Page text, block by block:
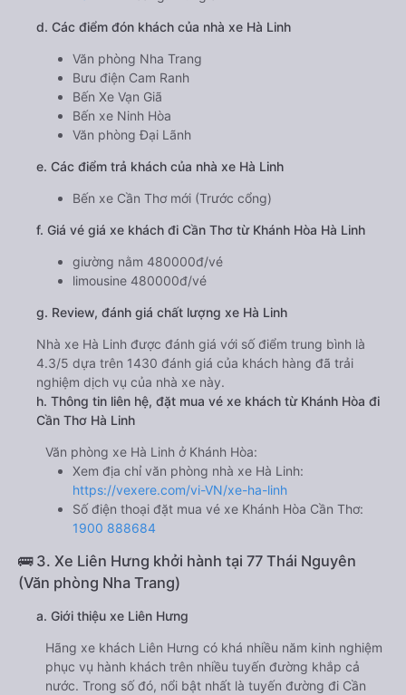
d. Các điểm đón khách của nhà xe Hà Linh
Văn phòng Nha Trang
Bưu điện Cam Ranh
Bến Xe Vạn Giã
Bến xe Ninh Hòa
Văn phòng Đại Lãnh
e. Các điểm trả khách của nhà xe Hà Linh
Bến xe Cần Thơ mới (Trước cổng)
f. Giá vé giá xe khách đi Cần Thơ từ Khánh Hòa Hà Linh
giường nằm 480000đ/vé
limousine 480000đ/vé
g. Review, đánh giá chất lượng xe Hà Linh
Nhà xe Hà Linh được đánh giá với số điểm trung bình là
4.3/5 dựa trên 1430 đánh giá của khách hàng đã trải
nghiệm dịch vụ của nhà xe này.
h. Thông tin liên hệ, đặt mua vé xe khách từ Khánh Hòa đi
Cần Thơ Hà Linh
Văn phòng xe Hà Linh ở Khánh Hòa:
Xem địa chỉ văn phòng nhà xe Hà Linh:
https://vexere.com/vi-VN/xe-ha-linh
Số điện thoại đặt mua vé xe Khánh Hòa Cần Thơ:
1900 888684
🚌 3. Xe Liên Hưng khởi hành tại 77 Thái Nguyên
(Văn phòng Nha Trang)
a. Giới thiệu xe Liên Hưng
Hãng xe khách Liên Hưng có khá nhiều năm kinh nghiệm
phục vụ hành khách trên nhiều tuyến đường khắp cả
nước. Trong số đó, nổi bật nhất là tuyến đường đi Cần